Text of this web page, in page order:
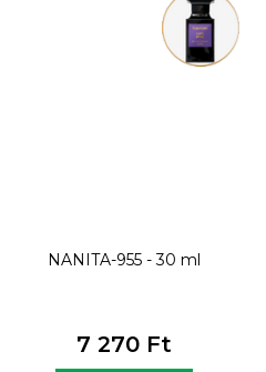
NANITA-955 - 30 ml
7 270 Ft